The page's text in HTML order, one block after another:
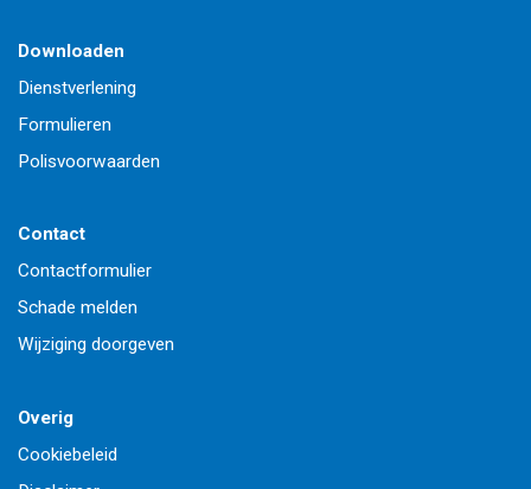
Downloaden
Dienstverlening
Formulieren
Polisvoorwaarden
Contact
Contactformulier
Schade melden
Wijziging doorgeven
Overig
Cookiebeleid